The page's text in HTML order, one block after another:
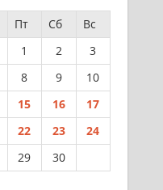
Пт Сб
Вс
1
2
3
8 9
10
15 16
17
22 23
24
29
30